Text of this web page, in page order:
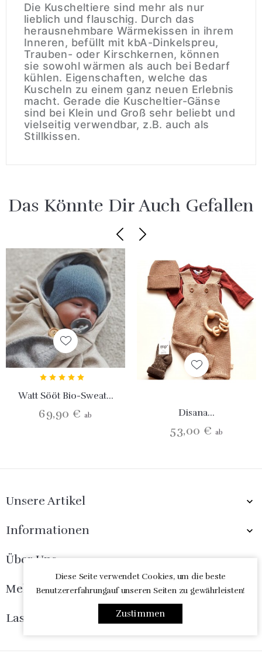
Die Kuscheltiere sind mehr als nur
lieblich und flauschig. Durch das
herausnehmbare Wärmekissen in ihrem
Inneren, befüllt mit kbA-Dinkelspreu,
Trauben- oder Kirschkernen, können
sie sowohl wärmen als auch bei Bedarf
kühlen. Eigenschaften, welche das
Kuscheln zu einem ganz neuen Erlebnis
macht. Gerade die Kuscheltier-Gänse
sind bei Klein und Groß sehr beliebt und
vielseitig verwendbar, z.B. auch als
Stillkissen.
Das Könnte Dir Auch Gefallen
Watt Sööt Bio-Sweat...
69,90 € ab Disana...
53,00 € ab
Unsere Artikel 
Informationen 
Über Uns
Melde Dich Jetzt An 
Lass Uns Freunde Sein
Diese Seite verwendet Cookies, um die beste
Benutzererfahrungauf unseren Seiten zu gewährleisten!
Zustimmen